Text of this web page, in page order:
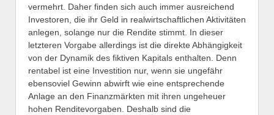
vermehrt. Daher finden sich auch immer ausreichend
Investoren, die ihr Geld in realwirtschaftlichen Aktivitäten
anlegen, solange nur die Rendite stimmt. In dieser
letzteren Vorgabe allerdings ist die direkte Abhängigkeit
von der Dynamik des fiktiven Kapitals enthalten. Denn
rentabel ist eine Investition nur, wenn sie ungefähr
ebensoviel Gewinn abwirft wie eine entsprechende
Anlage an den Finanzmärkten mit ihren ungeheuer
hohen Renditevorgaben. Deshalb sind die